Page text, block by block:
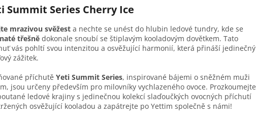
Summit Series Cherry Ice
mrazivou svěžest a nechte se unést do hlubin ledové tundry, kde se
třešně dokonale snoubí se štiplavým kooladovým dovětkem. Tato
vás pohltí svou intenzitou a osvěžující harmonií, která přináší jedinečný
zážitek.
příchutě Yeti Summit Series, inspirované bájemi o sněžném muži
jsou určeny především pro milovníky vychlazeného ovoce. Prozkoumejte
ledové krajiny s jedinečnou kolekcí slaďoučkých ovocných příchutí
osvěžující kooladou a zapátrejte po Yettim společně s námi!